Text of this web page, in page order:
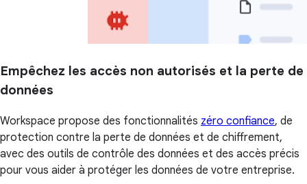
Empêchez les accès non autorisés et la perte de
données
Workspace propose des fonctionnalités zéro confiance, de
protection contre la perte de données et de chiffrement,
avec des outils de contrôle des données et des accès précis
pour vous aider à protéger les données de votre entreprise.